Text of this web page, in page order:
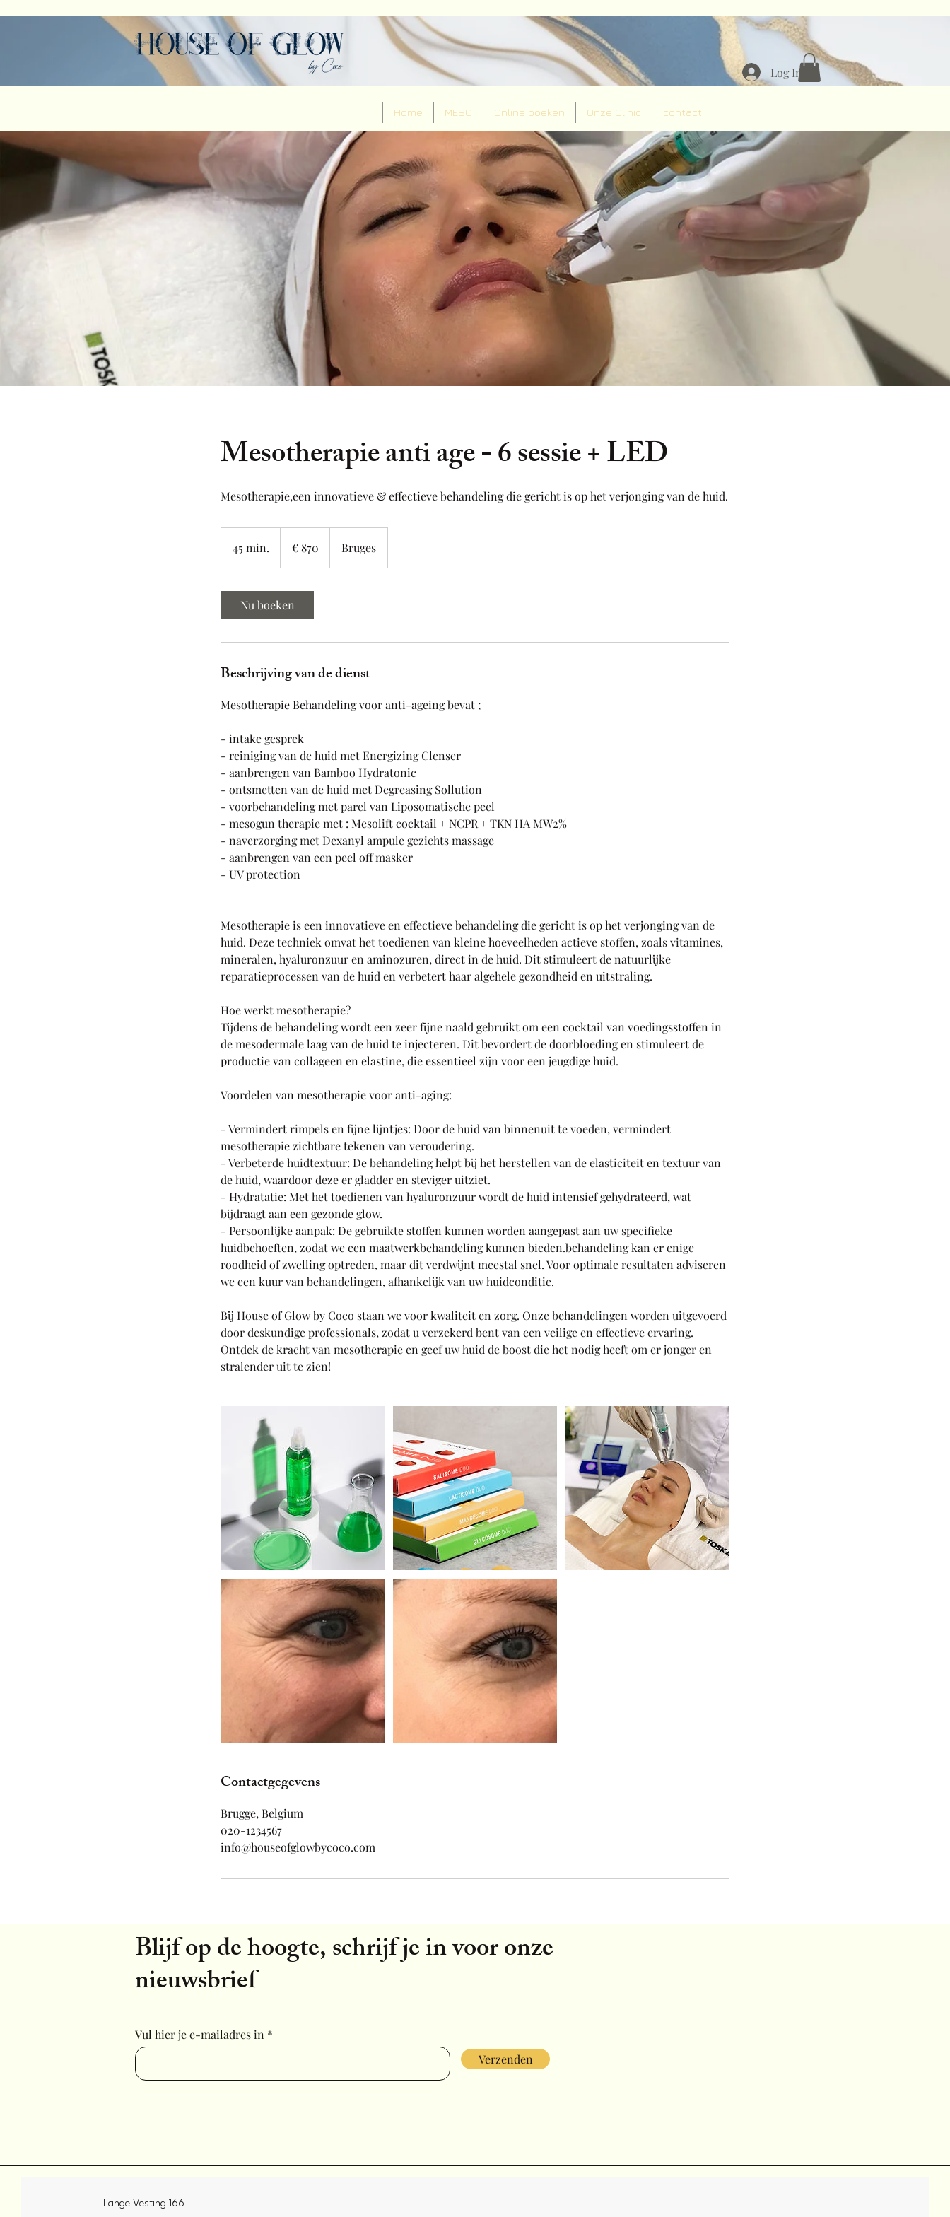
Log In
Home MESO Online boeken Onze Clinic contact
Mesotherapie anti age - 6 sessie + LED
Mesotherapie,een innovatieve & effectieve behandeling die gericht is op het verjonging van de huid.
45 min.
5
n
€ 870 Bruges
Nu boeken
Beschrijving van de dienst
Mesotherapie Behandeling voor anti-ageing bevat ;
- intake gesprek
- reiniging van de huid met Energizing Clenser
- aanbrengen van Bamboo Hydratonic
- ontsmetten van de huid met Degreasing Sollution
- voorbehandeling met parel van Liposomatische peel
- mesogun therapie met : Mesolift cocktail + NCPR + TKN HA MW2%
- naverzorging met Dexanyl ampule gezichts massage
- aanbrengen van een peel off masker
- UV protection
Mesotherapie is een innovatieve en effectieve behandeling die gericht is op het verjonging van de
huid. Deze techniek omvat het toedienen van kleine hoeveelheden actieve stoffen, zoals vitamines,
mineralen, hyaluronzuur en aminozuren, direct in de huid. Dit stimuleert de natuurlijke
reparatieprocessen van de huid en verbetert haar algehele gezondheid en uitstraling.
Hoe werkt mesotherapie?
Tijdens de behandeling wordt een zeer fijne naald gebruikt om een cocktail van voedingsstoffen in
de mesodermale laag van de huid te injecteren. Dit bevordert de doorbloeding en stimuleert de
productie van collageen en elastine, die essentieel zijn voor een jeugdige huid.
Voordelen van mesotherapie voor anti-aging:
- Vermindert rimpels en fijne lijntjes: Door de huid van binnenuit te voeden, vermindert
mesotherapie zichtbare tekenen van veroudering.
- Verbeterde huidtextuur: De behandeling helpt bij het herstellen van de elasticiteit en textuur van
de huid, waardoor deze er gladder en steviger uitziet.
- Hydratatie: Met het toedienen van hyaluronzuur wordt de huid intensief gehydrateerd, wat
bijdraagt aan een gezonde glow.
- Persoonlijke aanpak: De gebruikte stoffen kunnen worden aangepast aan uw specifieke
huidbehoeften, zodat we een maatwerkbehandeling kunnen bieden.behandeling kan er enige
roodheid of zwelling optreden, maar dit verdwijnt meestal snel. Voor optimale resultaten adviseren
we een kuur van behandelingen, afhankelijk van uw huidconditie.
Bij House of Glow by Coco staan we voor kwaliteit en zorg. Onze behandelingen worden uitgevoerd
door deskundige professionals, zodat u verzekerd bent van een veilige en effectieve ervaring.
Ontdek de kracht van mesotherapie en geef uw huid de boost die het nodig heeft om er jonger en
stralender uit te zien!
Contactgegevens
Brugge, Belgium
020-1234567
info@houseofglowbycoco.com
Blijf op de hoogte, schrijf je in voor onze
nieuwsbrief
Vul hier je e-mailadres in
Verzenden
Lange Vesting 166